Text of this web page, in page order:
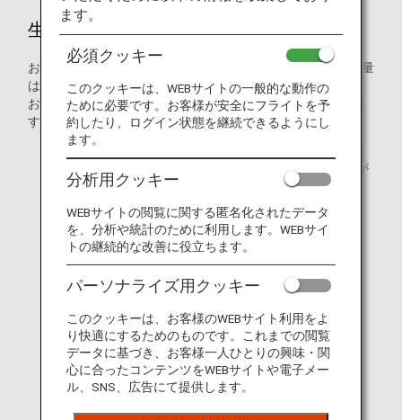
生後8日～2歳未満のお子様（幼児）
お座席を保有しない2歳未満の幼児の場合、無料手荷物許容量
はございません。
お座席をご利用になる場合は、大人と同じ取り扱いとなりま
す。
* 一連の旅程（同冊航空券）でANAグループ運航便国際
線へ（から）乗り継ぐ場合は、国際線の手荷物ルールが
適用になります。
お預かりする手荷物をご確認ください。
ます。
必須クッキー
このクッキーは、WEBサイトの一般的な動作の
ために必要です。お客様が安全にフライトを予
約したり、ログイン状態を継続できるようにし
ます。
分析用クッキー
WEBサイトの閲覧に関する匿名化されたデータ
を、分析や統計のために利用します。WEBサイ
トの継続的な改善に役立ちます。
パーソナライズ用クッキー
このクッキーは、お客様のWEBサイト利用をよ
り快適にするためのものです。これまでの閲覧
データに基づき、お客様一人ひとりの興味・関
心に合ったコンテンツをWEBサイトや電子メー
ル、SNS、広告にて提供します。